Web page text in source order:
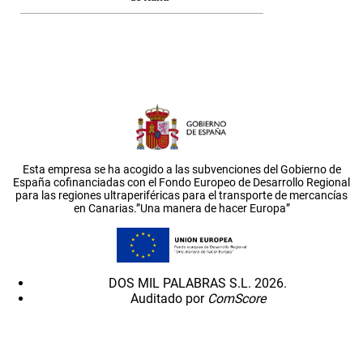
Esta empresa se ha acogido a las subvenciones del Gobierno de
España cofinanciadas con el Fondo Europeo de Desarrollo Regional
para las regiones ultraperiféricas para el transporte de mercancías
en Canarias.”Una manera de hacer Europa”
DOS MIL PALABRAS S.L. 2026.
Auditado por ComScore